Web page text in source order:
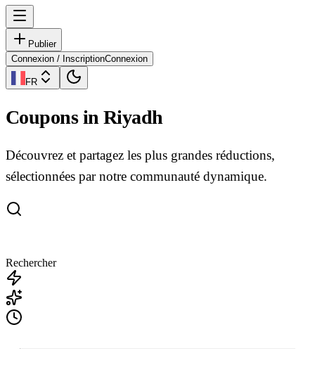
Publier
Connexion / InscriptionConnexion
FR
Coupons in Riyadh
Découvrez et partagez les plus grandes réductions,
sélectionnées par notre communauté dynamique.
Rechercher